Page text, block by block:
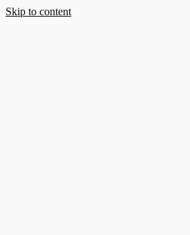
Skip to content